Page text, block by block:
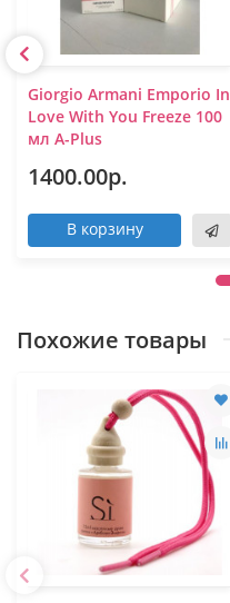
Giorgio Armani Emporio In
Love With You Freeze 100
мл A-Plus
1400.00р.
В корзину
Похожие товары